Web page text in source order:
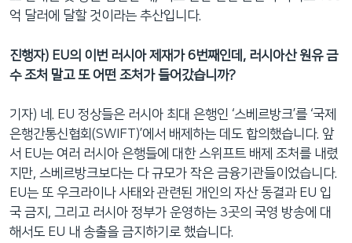
억 달러에 달할 것이라는 추산입니다.
진행자) EU의 이번 러시아 제재가 6번째인데, 러시아산 원유 금
수 조처 말고 또 어떤 조처가 들어갔습니까?
기자) 네. EU 정상들은 러시아 최대 은행인 ‘스베르방크’를 ‘국제
은행간통신협회(SWIFT)’에서 배제하는 데도 합의했습니다. 앞
서 EU는 여러 러시아 은행들에 대한 스위프트 배제 조처를 내렸
지만, 스베르방크보다는 다 규모가 작은 금융기관들이었습니다.
EU는 또 우크라이나 사태와 관련된 개인의 자산 동결과 EU 입
국 금지, 그리고 러시아 정부가 운영하는 3곳의 국영 방송에 대
해서도 EU 내 송출을 금지하기로 했습니다.